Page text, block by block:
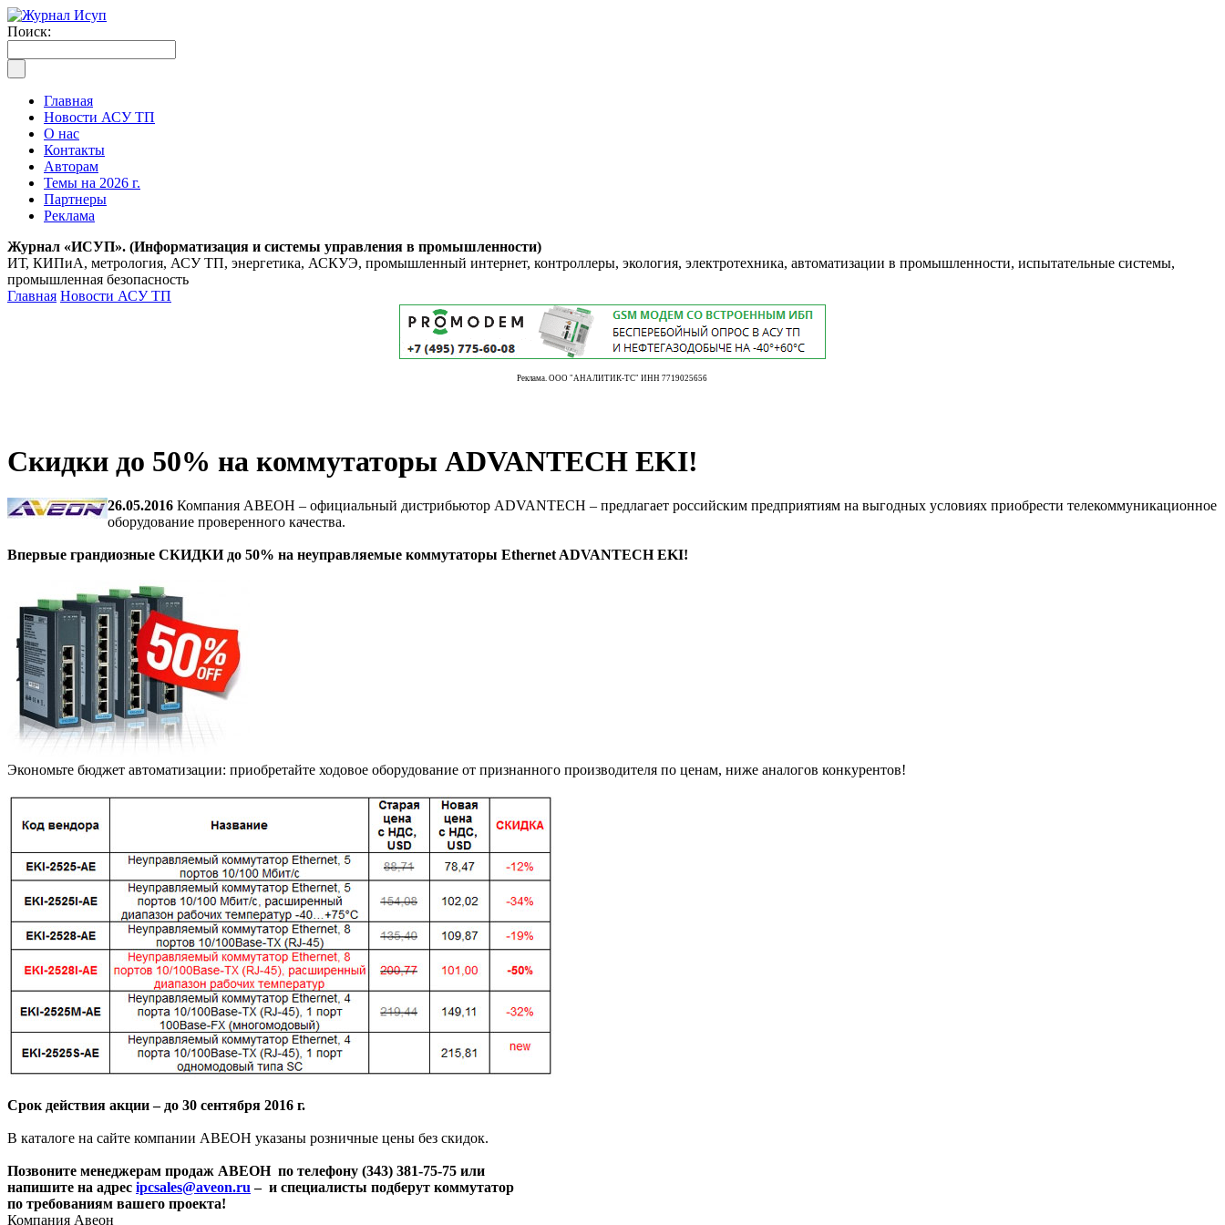
Поиск:
Главная
Новости АСУ ТП
О нас
Контакты
Авторам
Темы на 2026 г.
Партнеры
Реклама
Журнал «ИСУП». (Информатизация и системы управления в промышленности)
ИТ, КИПиА, метрология, АСУ ТП, энергетика, АСКУЭ, промышленный интернет, контроллеры, экология, электротехника, автоматизации в промышленности, испытательные системы,
промышленная безопасность
Главная Новости АСУ ТП
Реклама. ООО "АНАЛИТИК-ТС" ИНН 7719025656
Скидки до 50% на коммутаторы ADVANTECH EKI!
26.05.2016 Компания АВЕОН – официальный дистрибьютор ADVANTECH – предлагает российским предприятиям на выгодных условиях приобрести телекоммуникационное
оборудование проверенного качества.
Впервые грандиозные СКИДКИ до 50% на неуправляемые коммутаторы Ethernet ADVANTECH EKI!
Экономьте бюджет автоматизации: приобретайте ходовое оборудование от признанного производителя по ценам, ниже аналогов конкурентов!
Срок действия акции – до 30 сентября 2016 г.
В каталоге на сайте компании АВЕОН указаны розничные цены без скидок.
Позвоните менеджерам продаж АВЕОН по телефону (343) 381-75-75 или
напишите на адрес ipcsales@aveon.ru – и специалисты подберут коммутатор
по требованиям вашего проекта!
Компания Авеон